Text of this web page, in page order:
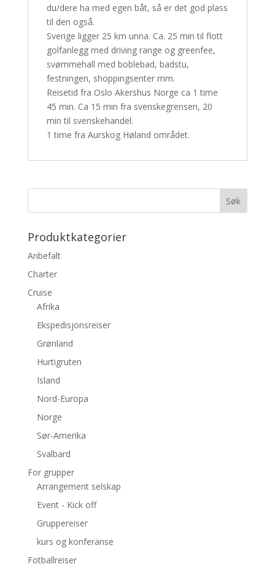
du/dere ha med egen båt, så er det god plass
til den også.
Sverige ligger 25 km unna. Ca. 25 min til flott
golfanlegg med driving range og greenfee,
svømmehall med boblebad, badstu,
festningen, shoppingsenter mm.
Reisetid fra Oslo Akershus Norge ca 1 time
45 min. Ca 15 min fra svenskegrensen, 20
min til svenskehandel.
1 time fra Aurskog Høland området.
Produktkategorier
Anbefalt
Charter
Cruise
Afrika
Ekspedisjonsreiser
Grønland
Hurtigruten
Island
Nord-Europa
Norge
Sør-Amerika
Svalbard
For grupper
Arrangement selskap
Event - Kick off
Gruppereiser
kurs og konferanse
Fotballreiser